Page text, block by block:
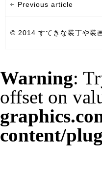
Previous article
© 2014 すてきな装丁や
Warning:
offset on
content/